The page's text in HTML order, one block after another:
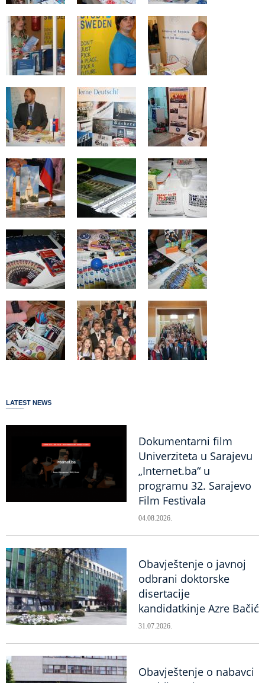
LATEST NEWS
Dokumentarni film
Univerziteta u Sarajevu
„Internet.ba“ u
programu 32. Sarajevo
Film Festivala
04.08.2026.
Obavještenje o javnoj
odbrani doktorske
disertacije
kandidatkinje Azre Bačić
31.07.2026.
Obavještenje o nabavci